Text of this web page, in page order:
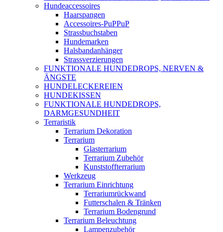
Hundeaccessoires
Haarspangen
Accessoires-PuPPuP
Strassbuchstaben
Hundemarken
Halsbandanhänger
Strassverzierungen
FUNKTIONALE HUNDEDROPS, NERVEN &
ÄNGSTE
HUNDELECKEREIEN
HUNDEKISSEN
FUNKTIONALE HUNDEDROPS,
DARMGESUNDHEIT
Terraristik
Terrarium Dekoration
Terrarium
Glasterrarium
Terrarium Zubehör
Kunststoffterrarium
Werkzeug
Terrarium Einrichtung
Terrariumrückwand
Futterschalen & Tränken
Terrarium Bodengrund
Terrarium Beleuchtung
Lampenzubehör